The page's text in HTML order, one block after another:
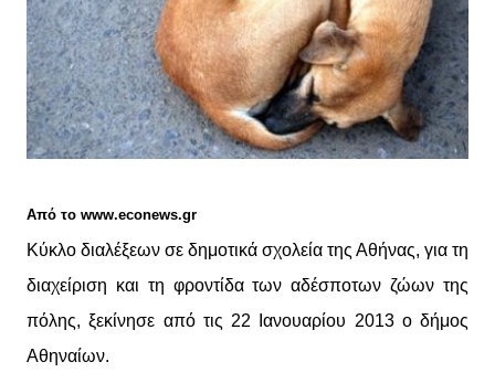
Από το www.econews.gr
Κύκλο διαλέξεων σε δημοτικά σχολεία της Αθήνας, για τη
διαχείριση και τη φροντίδα των αδέσποτων ζώων της
πόλης, ξεκίνησε από τις 22 Ιανουαρίου 2013 ο δήμος
Αθηναίων.